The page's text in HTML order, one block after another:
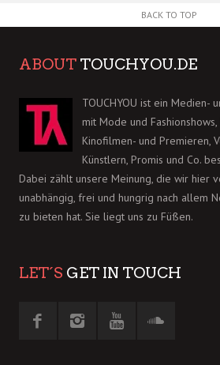
BACK TO TOP
ABOUT TOUCHYOU.DE
TOUCHYOU ist ein Medien-
mit Mode und
Kinofilmen- und Premieren,
Künstlern, Promis und Co.
Dabei zählt unsere Meinung, die wir hier
unabhängig, frei und hungrig nach allem
zu bieten hat. Sie liegt uns zu Füßen.
LET´S GET IN TOUCH